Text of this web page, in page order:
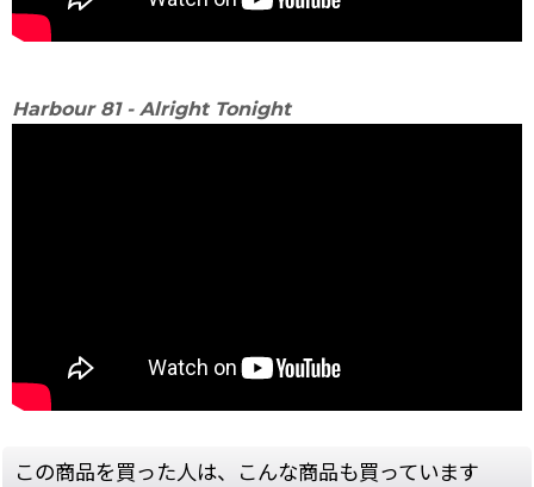
Harbour 81 - Alright Tonight
この商品を買った人は、こんな商品も買っています